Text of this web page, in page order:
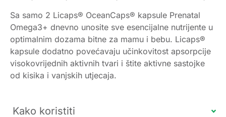
Sa samo 2 Licaps® OceanCaps® kapsule Prenatal
Omega3+ dnevno unosite sve esencijalne nutrijente u
optimalnim dozama bitne za mamu i bebu. Licaps®
kapsule dodatno povećavaju učinkovitost apsorpcije
visokovrijednih aktivnih tvari i štite aktivne sastojke
od kisika i vanjskih utjecaja.
Kako koristiti